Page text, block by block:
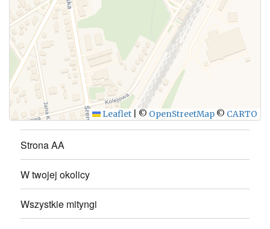
WYŚLIJ
Leaflet © OpenStreetMap © CARTO
Strona AA
W twojej okolicy
Wszystkie mityngi